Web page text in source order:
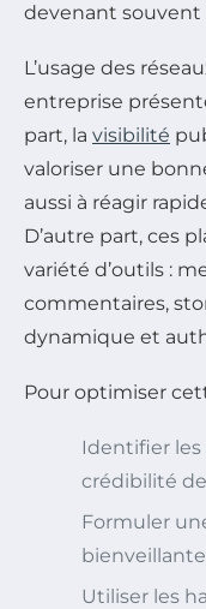
devenant
L’usage des
entreprise
part, la visibilité
valoriser une
aussi à réagir
D’autre part, ces
variété d’outils :
commentaires,
dynamique et
Pour optimiser
Identifier les
crédibilité
Formuler
Utiliser les